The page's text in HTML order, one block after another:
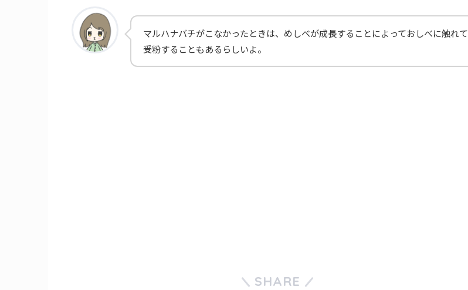
マルハナバチがこなかったときは、めしべが成長することによっておしべに触れて
受粉することもあるらしいよ。
SHARE